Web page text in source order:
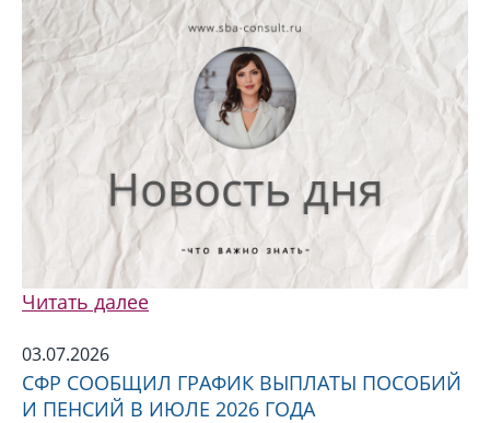
Читать далее
03.07.2026
СФР СООБЩИЛ ГРАФИК ВЫПЛАТЫ ПОСОБИЙ
И ПЕНСИЙ В ИЮЛЕ 2026 ГОДА